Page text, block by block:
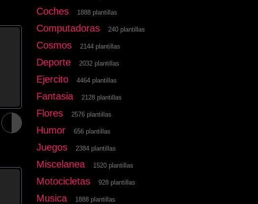
Coches 1888 plantillas
Computadoras 240 plantillas
Cosmos 2144 plantillas
Deporte 2032 plantillas
Ejercito 4464 plantillas
Fantasia 2128 plantillas
Flores 2576 plantillas
Humor 656 plantillas
Juegos 2384 plantillas
Miscelanea 1520 plantillas
Motocicletas 928 plantillas
Musica 1888 plantillas